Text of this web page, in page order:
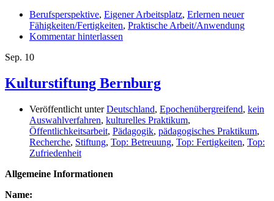
Berufsperspektive, Eigener Arbeitsplatz, Erlernen neuer
Fähigkeiten/Fertigkeiten, Praktische Arbeit/Anwendung
Kommentar hinterlassen
Sep. 10
Kulturstiftung Bernburg
Veröffentlicht unterDeutschland, Epochenübergreifend, kein
Auswahlverfahren, kulturelles Praktikum,
Öffentlichkeitsarbeit, Pädagogik, pädagogisches Praktikum,
Recherche, Stiftung, Top: Betreuung, Top: Fertigkeiten, Top:
Zufriedenheit
Allgemeine Informationen
Name: